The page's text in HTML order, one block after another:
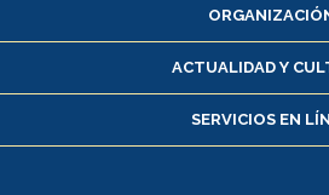
Consulta y certificado
Servicio médico y
Pago de arancel y
ACTUALIDAD Y
SERVICIOS EN